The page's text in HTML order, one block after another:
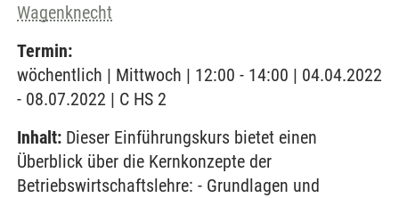
Wagenknecht
Termin:
wöchentlich | Mittwoch | 12:00 - 14:00 | 04.04.2022
- 08.07.2022 | C HS 2
Inhalt: Dieser Einführungskurs bietet einen
Überblick über die Kernkonzepte der
Betriebswirtschaftslehre: - Grundlagen und